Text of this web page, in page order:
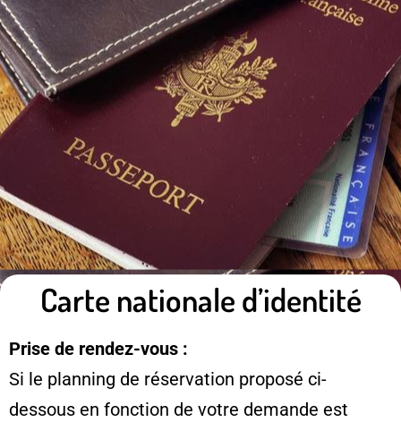
Carte nationale d’identité
Prise de rendez-vous :
Si le planning de réservation proposé ci-
dessous en fonction de votre demande est